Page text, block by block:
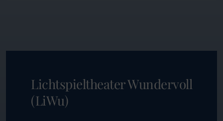
Lichtspieltheater Wundervoll
(LiWu)